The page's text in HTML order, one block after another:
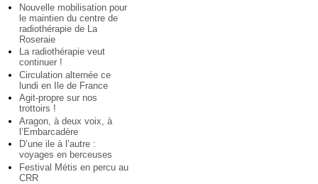
Nouvelle mobilisation pour
le maintien du centre de
radiothérapie de La
Roseraie
La radiothérapie veut
continuer !
Circulation alternée ce
lundi en Ile de France
Agit-propre sur nos
trottoirs !
Aragon, à deux voix, à
l’Embarcadère
D’une ile à l’autre :
voyages en berceuses
Festival Métis en percu au
CRR